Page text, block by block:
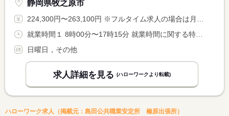
静岡県牧之原市
224,300円〜263,100円 ※フルタイム求人の場合は月額（換算額）、パート求人の場合は時間額を表示しています。
日曜日，その他
求人詳細を見る (ハローワークより転載)
ハローワーク求人（掲載元：島田公共職業安定所 榛原出張所）